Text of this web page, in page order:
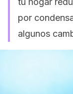
por
algunos